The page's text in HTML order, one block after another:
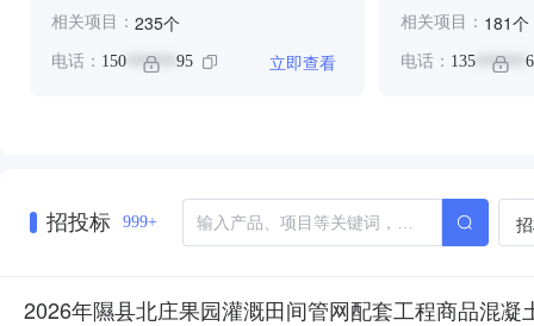
相关项目： 235个
电话： 150 ****** 95 立即查看
相关项目： 181个
电话： 135******
招投标 999+
2026年隰县北庄果园灌溉田间管网配套工程商品混凝